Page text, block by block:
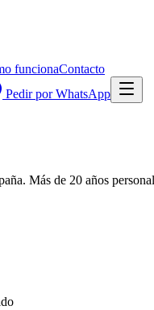
funcionaContacto
Pedir por WhatsApp
Más de 20 años